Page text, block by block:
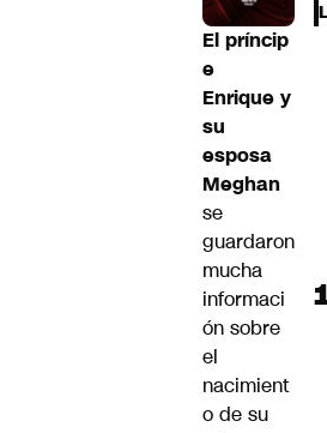
El príncip
e
Enrique y
su
esposa
Meghan
se
guardaron
mucha
informaci
ón sobre
el
nacimient
o de su